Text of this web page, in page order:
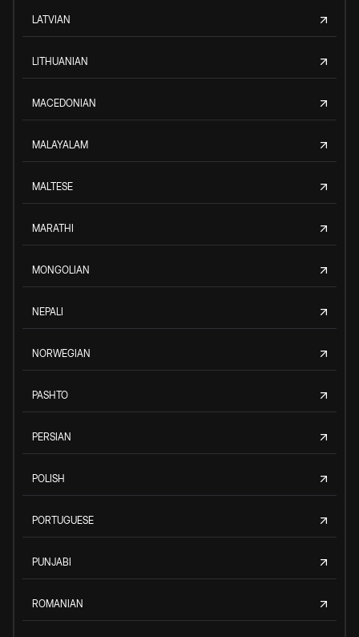
LATVIAN
LITHUANIAN
MACEDONIAN
MALAYALAM
MALTESE
MARATHI
MONGOLIAN
NEPALI
NORWEGIAN
PASHTO
PERSIAN
POLISH
PORTUGUESE
PUNJABI
ROMANIAN